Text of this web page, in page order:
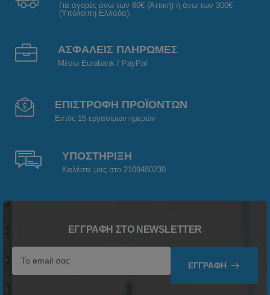
Για αγορές άνω των 80€ (Αττική) ή άνω των 300€
(Υπόλοιπη Ελλάδα).
ΑΣΦΑΛΕΙΣ ΠΛΗΡΩΜΕΣ
Μέσω Eurobank / PayPal
ΕΠΙΣΤΡΟΦΗ ΠΡΟΪΟΝΤΩΝ
Εντός 15 εργασίμων ημερών
ΥΠΟΣΤΗΡΙΞΗ
Καλέστε μας στο 2109480230
ΕΓΓΡΑΦΉ ΣΤΟ NEWSLETTER
ΕΓΓΡΑΦΉ